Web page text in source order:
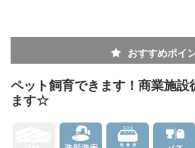
おすすめポイ
ペット飼育できます！商業施設
ます☆